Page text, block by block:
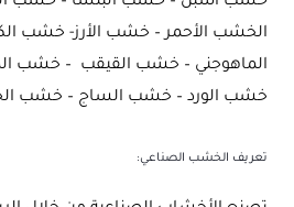
الخشب الأحمر – خشب الأرز- خشب
الماهوجني – خشب القيقب – خشب
خشب الورد – خشب الساج – خشب
تعريف الخشب الصناعي: